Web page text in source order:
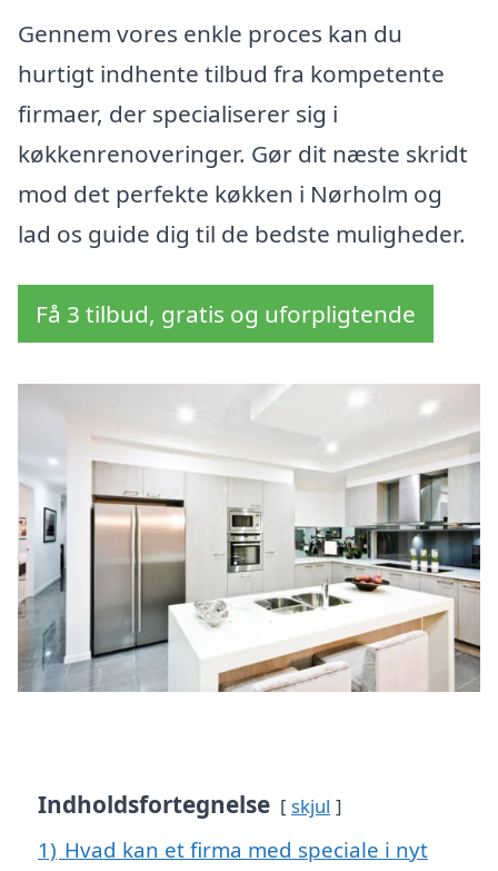
Gennem vores enkle proces kan du
hurtigt indhente tilbud fra kompetente
firmaer, der specialiserer sig i
køkkenrenoveringer. Gør dit næste skridt
mod det perfekte køkken i Nørholm og
lad os guide dig til de bedste muligheder.
Få 3 tilbud, gratis og uforpligtende
Indholdsfortegnelse skjul
1) Hvad kan et firma med speciale i nyt